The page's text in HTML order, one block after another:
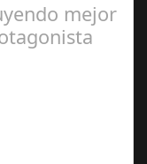
mejor